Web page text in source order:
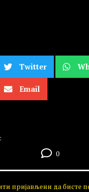
Twitter
Email
0
пријављени да бисте